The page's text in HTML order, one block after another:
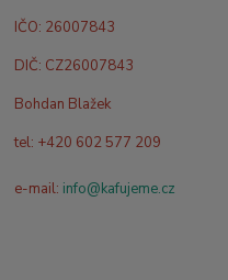
IČO: 26007843
DIČ: CZ26007843
Bohdan Blažek
tel: +420 602 577 209
e-mail: info@kafujeme.cz